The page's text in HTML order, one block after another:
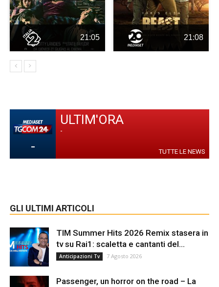
21:05 21:08
-
ULTIM'ORA
-
TUTTE LE NEWS
GLI ULTIMI ARTICOLI
TIM Summer Hits 2026 Remix stasera in
tv su Rai1: scaletta e cantanti del...
Anticipazioni Tv 7 Agosto 2026
Passenger, un horror on the road – La